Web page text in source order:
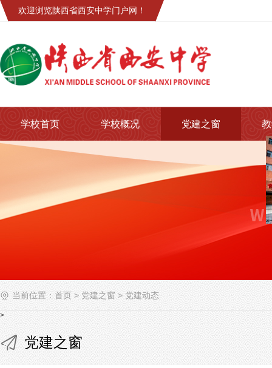
欢迎浏览陕西省西安中学门户网！
学校首页 学校概况 党建之窗
当前位置： 首页 > 党建之窗 > 党建动态
>
党建之窗